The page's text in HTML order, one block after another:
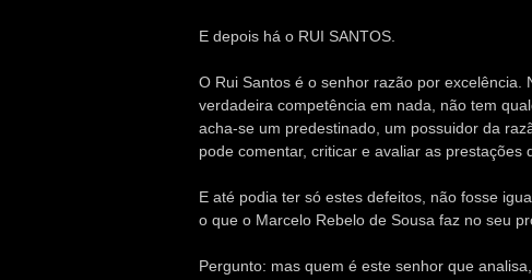
E depois há o RUI SANTOS.
O Rui Santos é o senhor razão por
verdadeira competência em nada, não tem
acha-se um predestinado, um possuidor da
pode comentar, criticar e avaliar as prestações
E até podia ter só estes defeitos, não fosse
o que o Marcelo Rebelo de Sousa faz no seu
Pergunto: mas quem é este senhor que